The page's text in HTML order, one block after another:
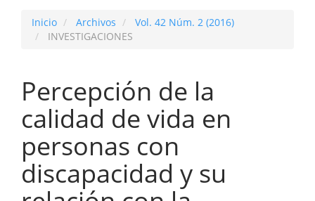
Inicio Archivos
Vol. 42 Núm. 2 (2016)
INVESTIGACIONES
Percepción de la
calidad de vida en
personas con
discapacidad y su